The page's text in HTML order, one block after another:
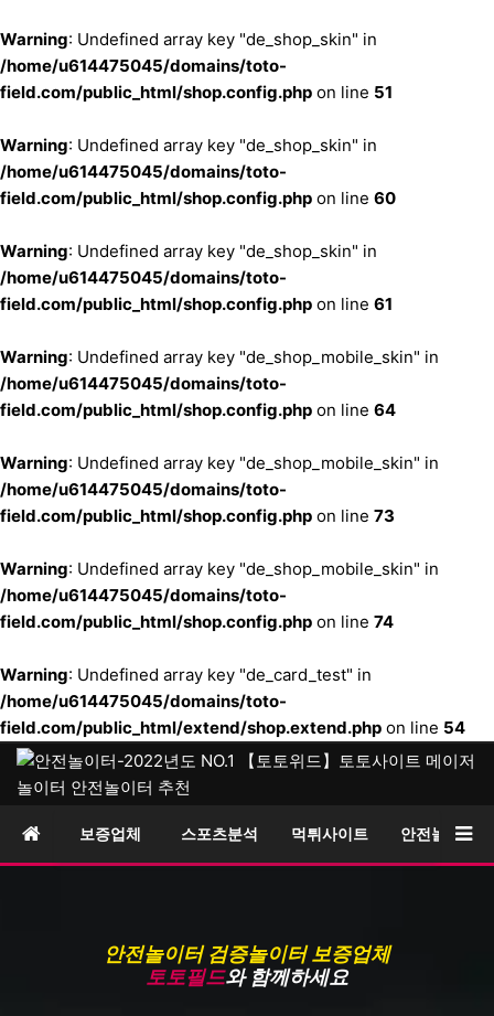
Warning: Undefined array key "de_shop_skin" in
/home/u614475045/domains/toto-
field.com/public_html/shop.config.php on line 51
Warning: Undefined array key "de_shop_skin" in
/home/u614475045/domains/toto-
field.com/public_html/shop.config.php on line 60
Warning: Undefined array key "de_shop_skin" in
/home/u614475045/domains/toto-
field.com/public_html/shop.config.php on line 61
Warning: Undefined array key "de_shop_mobile_skin" in
/home/u614475045/domains/toto-
field.com/public_html/shop.config.php on line 64
Warning: Undefined array key "de_shop_mobile_skin" in
/home/u614475045/domains/toto-
field.com/public_html/shop.config.php on line 73
Warning: Undefined array key "de_shop_mobile_skin" in
/home/u614475045/domains/toto-
field.com/public_html/shop.config.php on line 74
Warning: Undefined array key "de_card_test" in
/home/u614475045/domains/toto-
field.com/public_html/extend/shop.extend.php on line 54
메뉴 보증업체 스포츠분석 먹튀사이트 안전놀이터
안전놀이터 검증놀이터 보증업체
토토필드와 함께하세요